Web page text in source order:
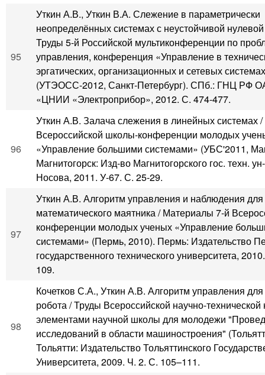
95
Уткин А.В., Уткин В.А. Слежение в параметрически
неопределённых системах с неустойчивой
Труды 5-й Российской мультиконференции по
управления, конференция «Управление в
эргатических, организационных и сетевых
(УТЭОСС-2012, Санкт-Петербург). СПб.: ГНЦ РФ
«ЦНИИ «Электроприбор», 2012. С. 474-477.
96
Уткин А.В. Залача слежения в линейных системах
Всероссийской школы-конференции молодых
«Управление большими системами» (УБС'2011,
Магнитогорск: Изд-во Магнитогорского гос. техн.
Носова, 2011. У-67. С. 25-29.
97
Уткин А.В. Алгоритм управления и наблюдения для
математического маятника / Материалы 7-й
конференции молодых ученых «Управление
системами» (Пермь, 2010). Пермь: Издательство
государственного технического университета,
109.
98
Кочетков С.А., Уткин А.В. Алгоритм управления
робота / Труды Всероссийской научно-
элементами научной школы для молодежи
исследований в области машиностроения"
Тольятти: Издательство Тольяттинского
Университета, 2009. Ч. 2. С. 105–111.